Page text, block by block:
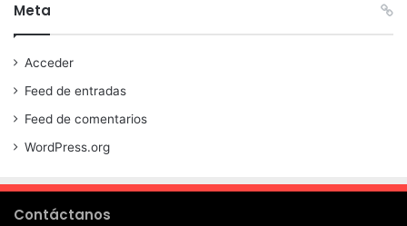
Meta
Acceder
Feed de entradas
Feed de comentarios
WordPress.org
Contáctanos